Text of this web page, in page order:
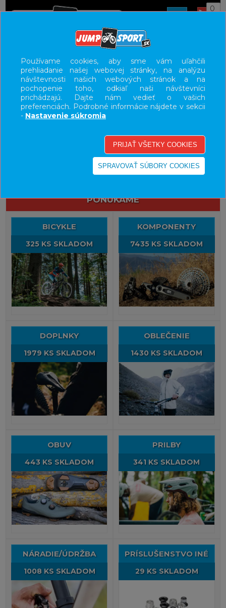
0
KATEGÓRIE
HLAVNÉ MENU
VÝPREDAJ - VŠETKO
PONÚKAME
BICYKLE
325 KS SKLADOM
KOMPONENTY
7435 KS SKLADOM
DOPLNKY
1979 KS SKLADOM
OBLEČENIE
1430 KS SKLADOM
OBUV
443 KS SKLADOM
PRILBY
341 KS SKLADOM
NÁRADIE/ÚDRŽBA
1008 KS SKLADOM
PRÍSLUŠENSTVO INÉ
29 KS SKLADOM
Používame cookies, aby sme vám uľahčili
prehliadanie našej webovej stránky, na analýzu
návštevnosti našich webových stránok a na
pochopenie toho, odkiaľ naši návštevníci
prichádzajú. Dajte nám vedieť o vašich
preferenciách. Podrobné informácie nájdete v sekcii
- Nastavenie súkromia